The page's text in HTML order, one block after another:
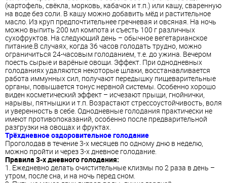
(картофель, свёкла, морковь, кабачок и т.п.) или кашу, сваренную
на воде без соли. В кашу можно добавить мёд и растительное
масло. Из круп предпочтительнее гречневая и овсяная. На ночь
можно выпить 200 мл компота и съесть 100 г различных
сухофруктов. На следующий день – обычное вегетарианское
питание.В случаях, когда 36 часов голодать трудно, можно
ограничиться 24-часовым голоданием, т.е. до ужина. Вечером
поесть сырые и варёные овощи. Эффект. При однодневных
голоданиях удаляются некоторые шлаки, восстанавливается
работа иммунных сил, получают передышку пищеварительные
органы, повышается тонус нервной системы. Особенно хорошо
виден косметический эффект – исчезают прыщи, гнойнички,
нарывы, пятнышки и т.п. Возрастают стрессоустойчивость, воля
и уверенность в себе. Однодневные голодания практически не
имеют противопоказаний, особенно после предварительной
разгрузки на овощах и фруктах.
Трёхдневное оздоровительное голодание
Проголодав в течение 3-х месяцев по одному дню в неделю,
можно пройти и через 3-х дневное голодание.
Правила 3-х дневного голодания:
1. Ежедневно делать очистительные клизмы по 2 раза в день –
утром, после сна, и на ночь перед сном.